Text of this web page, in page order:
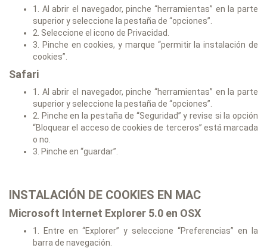
1. Al abrir el navegador, pinche “herramientas” en la parte
superior y seleccione la pestaña de “opciones”.
2. Seleccione el icono de Privacidad.
3. Pinche en cookies, y marque “permitir la instalación de
cookies”.
Safari
1. Al abrir el navegador, pinche “herramientas” en la parte
superior y seleccione la pestaña de “opciones”.
2. Pinche en la pestaña de “Seguridad” y revise si la opción
“Bloquear el acceso de cookies de terceros” está marcada
o no.
3. Pinche en “guardar”.
INSTALACIÓN DE COOKIES EN MAC
Microsoft Internet Explorer 5.0 en OSX
1. Entre en “Explorer” y seleccione “Preferencias” en la
barra de navegación.